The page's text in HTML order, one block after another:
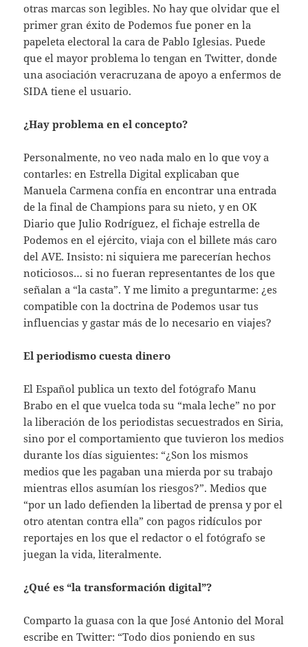
otras marcas son legibles. No hay que olvidar que el
primer gran éxito de Podemos fue poner en la
papeleta electoral la cara de Pablo Iglesias. Puede
que el mayor problema lo tengan en Twitter, donde
una asociación veracruzana de apoyo a enfermos de
SIDA tiene el usuario.
¿Hay problema en el concepto?
Personalmente, no veo nada malo en lo que voy a
contarles: en Estrella Digital explicaban que
Manuela Carmena confía en encontrar una entrada
de la final de Champions para su nieto, y en OK
Diario que Julio Rodríguez, el fichaje estrella de
Podemos en el ejército, viaja con el billete más caro
del AVE. Insisto: ni siquiera me parecerían hechos
noticiosos… si no fueran representantes de los que
señalan a “la casta”. Y me limito a preguntarme: ¿es
compatible con la doctrina de Podemos usar tus
influencias y gastar más de lo necesario en viajes?
El periodismo cuesta dinero
El Español publica un texto del fotógrafo Manu
Brabo en el que vuelca toda su “mala leche” no por
la liberación de los periodistas secuestrados en Siria,
sino por el comportamiento que tuvieron los medios
durante los días siguientes: “¿Son los mismos
medios que les pagaban una mierda por su trabajo
mientras ellos asumían los riesgos?”. Medios que
“por un lado defienden la libertad de prensa y por el
otro atentan contra ella” con pagos ridículos por
reportajes en los que el redactor o el fotógrafo se
juegan la vida, literalmente.
¿Qué es “la transformación digital”?
Comparto la guasa con la que José Antonio del Moral
escribe en Twitter: “Todo dios poniendo en sus